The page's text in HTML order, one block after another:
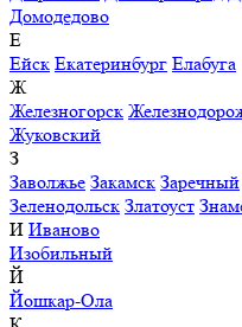
Домодедово
Е
Ейск Екатеринбург Елабуга
Ж
Железногорск
Жуковский
З
Заволжье Закамск Заречный
Зеленодольск Златоуст
И Иваново
Изобильный
Й
Йошкар-Ола